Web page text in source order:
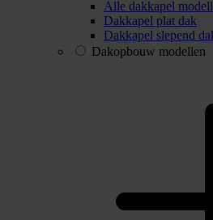
Alle dakkapel
Dakkapel plat dak
Dakkapel slepend
Dakopbouw modellen